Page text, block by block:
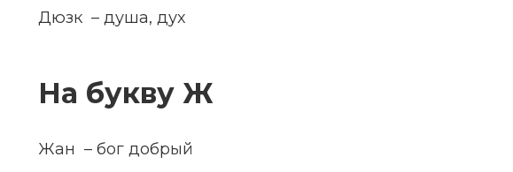
Дюзк – душа, дух
На букву Ж
Жан – бог добрый